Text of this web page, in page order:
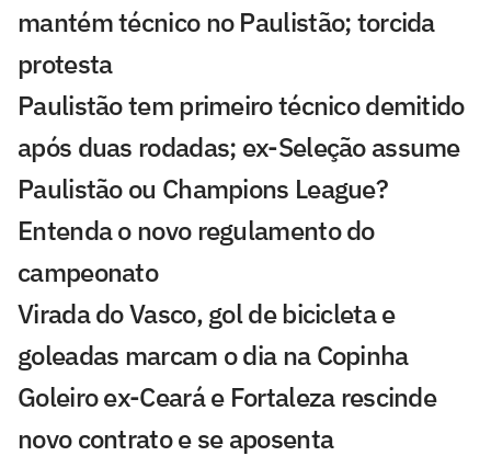
mantém técnico no Paulistão; torcida
protesta
Paulistão tem primeiro técnico demitido
após duas rodadas; ex-Seleção assume
Paulistão ou Champions League?
Entenda o novo regulamento do
campeonato
Virada do Vasco, gol de bicicleta e
goleadas marcam o dia na Copinha
Goleiro ex-Ceará e Fortaleza rescinde
novo contrato e se aposenta